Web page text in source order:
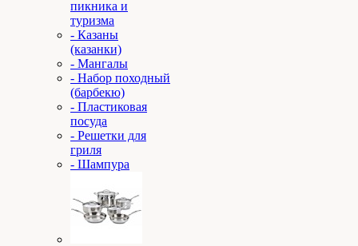
пикника и
туризма
- Казаны
(казанки)
- Мангалы
- Набор походный
(барбекю)
- Пластиковая
посуда
- Решетки для
гриля
- Шампура